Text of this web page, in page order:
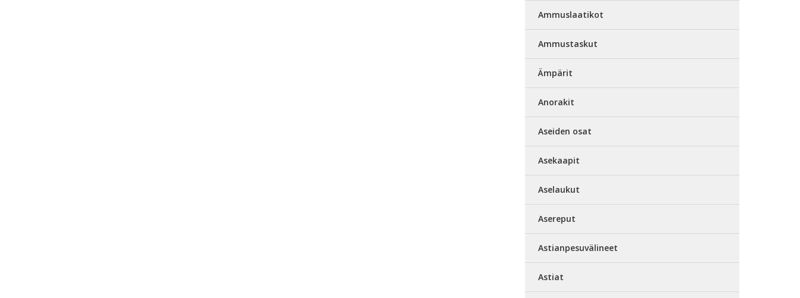
Ammuslaatikot
Ammustaskut
Ämpärit
Anorakit
Aseiden osat
Asekaapit
Aselaukut
Asereput
Astianpesuvälineet
Astiat